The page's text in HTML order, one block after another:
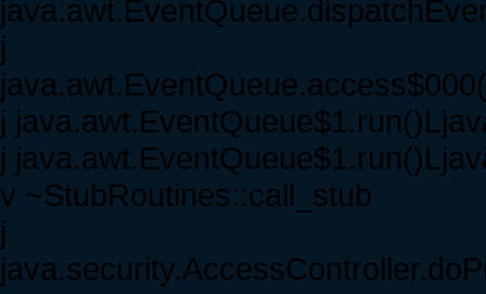
j
j
j
v ~StubRoutines::call_stub
j